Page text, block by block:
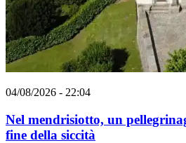
04/08/2026 - 22:04
Nel mendrisiotto, un
fine della siccità